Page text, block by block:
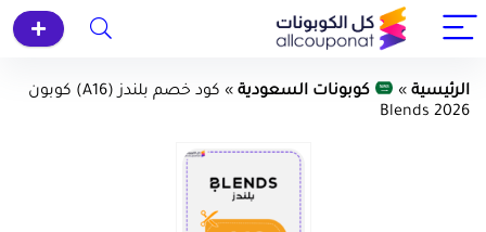
الرئيسية » كوبونات السعودية »
كود خصم بلندز (A16) كوبون
Blends 2026